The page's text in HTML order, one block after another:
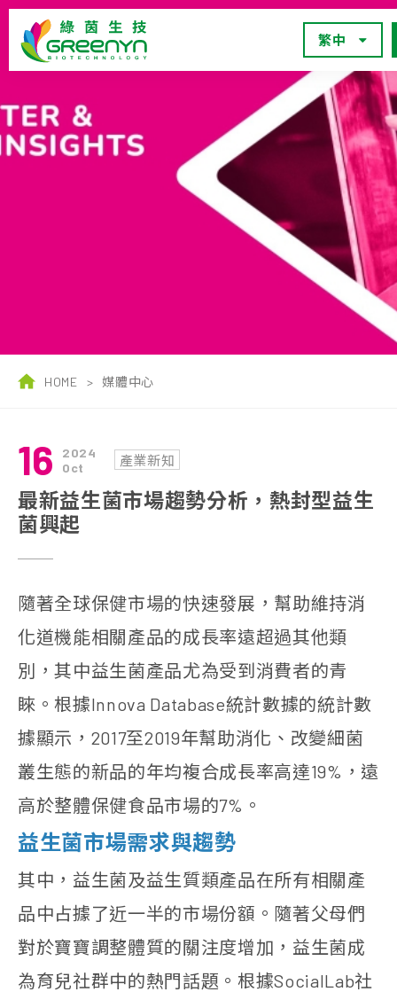
繁中
HOME > 媒體中心
產業新知
16
2024
Oct
最新益生菌市場趨勢分析，熱封型益生
菌興起
隨著全球保健市場的快速發展，幫助維持消
化道機能相關產品的成長率遠超過其他類
別，其中益生菌產品尤為受到消費者的青
睞。根據Innova Database統計數據的統計數
據顯示，2017至2019年幫助消化、改變細菌
叢生態的新品的年均複合成長率高達19%，遠
高於整體保健食品市場的7%。
益生菌市場需求與趨勢
其中，益生菌及益生質類產品在所有相關產
品中占據了近一半的市場份額。隨著父母們
對於寶寶調整體質的關注度增加，益生菌成
為育兒社群中的熱門話題。根據SocialLab社